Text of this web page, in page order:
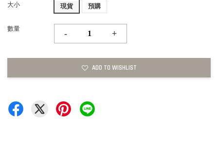
大小 現貨 預購
數量
- +
ADD TO WISHLIST